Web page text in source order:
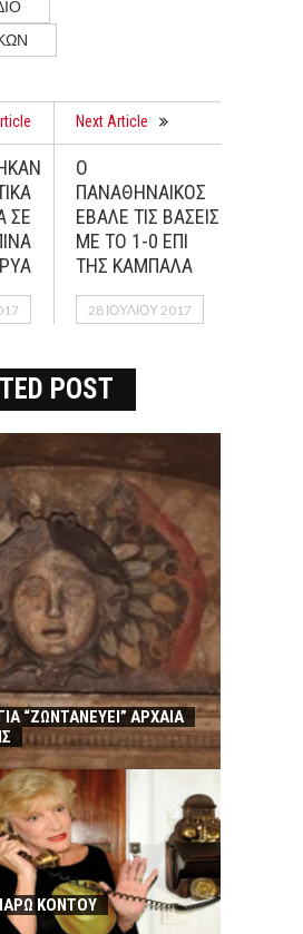
ΣΕ
Next Article
Ο
ΠΑΝΑΘΗΝΑΙΚΟΣ
ΕΒΑΛΕ ΤΙΣ ΒΑΣΕΙΣ
ΜΕ ΤΟ 1-0 ΕΠΙ
ΤΗΣ ΚΑΜΠΑΛΑ
28 ΙΟΥΛΊΟΥ 2017
POST
“ΖΩΝΤΑΝΕΥΕΙ” ΑΡΧΑΙΑ
ΚΟΝΤΟΥ